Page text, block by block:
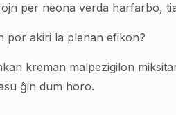
per neona verda harfarbo,
por akiri la plenan efikon?
kreman malpezigilon
ĝin dum horo.